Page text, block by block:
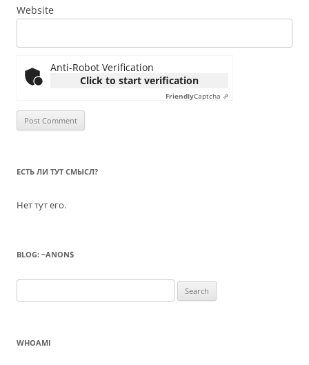
Website
Anti-Robot Verification
Click to start verification
FriendlyCaptcha ⇗
ЕСТЬ ЛИ ТУТ СМЫСЛ?
Нет тут его.
BLOG: ~ANON$
for:
WHOAMI